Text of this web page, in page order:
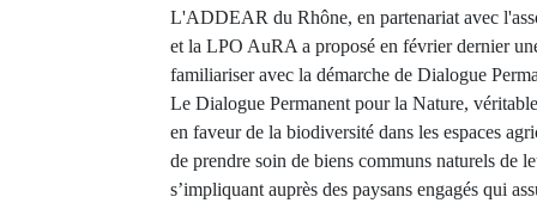
L'ADDEAR du Rhône, en partenariat avec
et la LPO AuRA a proposé en février dernier
familiariser avec la démarche de Dialogue
Le Dialogue Permanent pour la Nature,
en faveur de la biodiversité dans les espaces
de prendre soin de biens communs naturels de
s’impliquant auprès des paysans engagés qui